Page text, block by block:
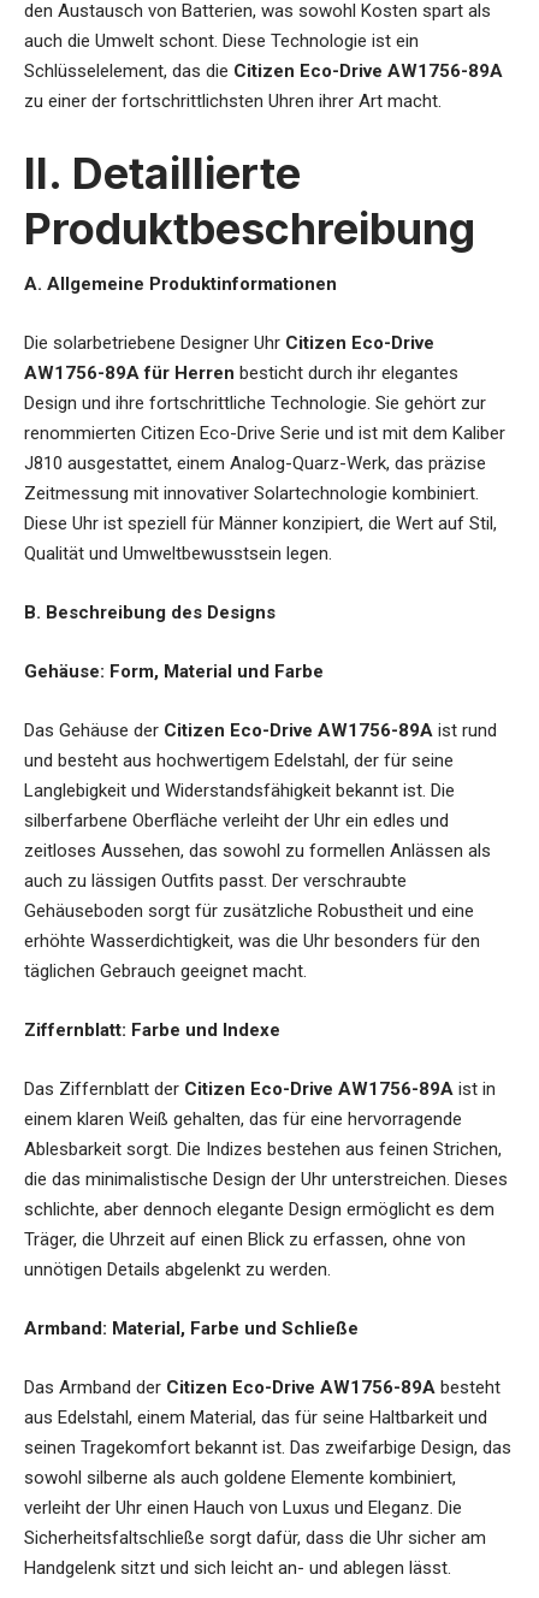
den Austausch von Batterien, was sowohl Kosten spart als
auch die Umwelt schont. Diese Technologie ist ein
Schlüsselelement, das die Citizen Eco-Drive AW1756-89A
zu einer der fortschrittlichsten Uhren ihrer Art macht.
II. Detaillierte
Produktbeschreibung
A. Allgemeine Produktinformationen
Die solarbetriebene Designer Uhr Citizen Eco-Drive
AW1756-89A für Herren besticht durch ihr elegantes
Design und ihre fortschrittliche Technologie. Sie gehört zur
renommierten Citizen Eco-Drive Serie und ist mit dem Kaliber
J810 ausgestattet, einem Analog-Quarz-Werk, das präzise
Zeitmessung mit innovativer Solartechnologie kombiniert.
Diese Uhr ist speziell für Männer konzipiert, die Wert auf Stil,
Qualität und Umweltbewusstsein legen.
B. Beschreibung des Designs
Gehäuse: Form, Material und Farbe
Das Gehäuse der Citizen Eco-Drive AW1756-89A ist rund
und besteht aus hochwertigem Edelstahl, der für seine
Langlebigkeit und Widerstandsfähigkeit bekannt ist. Die
silberfarbene Oberfläche verleiht der Uhr ein edles und
zeitloses Aussehen, das sowohl zu formellen Anlässen als
auch zu lässigen Outfits passt. Der verschraubte
Gehäuseboden sorgt für zusätzliche Robustheit und eine
erhöhte Wasserdichtigkeit, was die Uhr besonders für den
täglichen Gebrauch geeignet macht.
Ziffernblatt: Farbe und Indexe
Das Ziffernblatt der Citizen Eco-Drive AW1756-89A ist in
einem klaren Weiß gehalten, das für eine hervorragende
Ablesbarkeit sorgt. Die Indizes bestehen aus feinen Strichen,
die das minimalistische Design der Uhr unterstreichen. Dieses
schlichte, aber dennoch elegante Design ermöglicht es dem
Träger, die Uhrzeit auf einen Blick zu erfassen, ohne von
unnötigen Details abgelenkt zu werden.
Armband: Material, Farbe und Schließe
Das Armband der Citizen Eco-Drive AW1756-89A besteht
aus Edelstahl, einem Material, das für seine Haltbarkeit und
seinen Tragekomfort bekannt ist. Das zweifarbige Design, das
sowohl silberne als auch goldene Elemente kombiniert,
verleiht der Uhr einen Hauch von Luxus und Eleganz. Die
Sicherheitsfaltschließe sorgt dafür, dass die Uhr sicher am
Handgelenk sitzt und sich leicht an- und ablegen lässt.